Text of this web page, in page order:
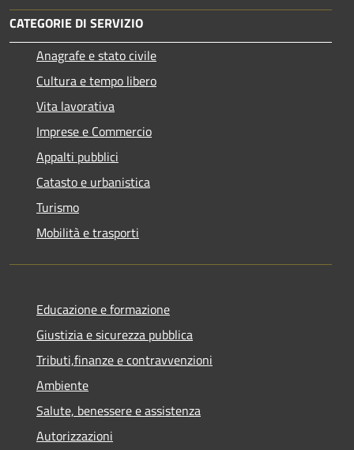
CATEGORIE DI SERVIZIO
Anagrafe e stato civile
Cultura e tempo libero
Vita lavorativa
Imprese e Commercio
Appalti pubblici
Catasto e urbanistica
Turismo
Mobilità e trasporti
Educazione e formazione
Giustizia e sicurezza pubblica
Tributi,finanze e contravvenzioni
Ambiente
Salute, benessere e assistenza
Autorizzazioni